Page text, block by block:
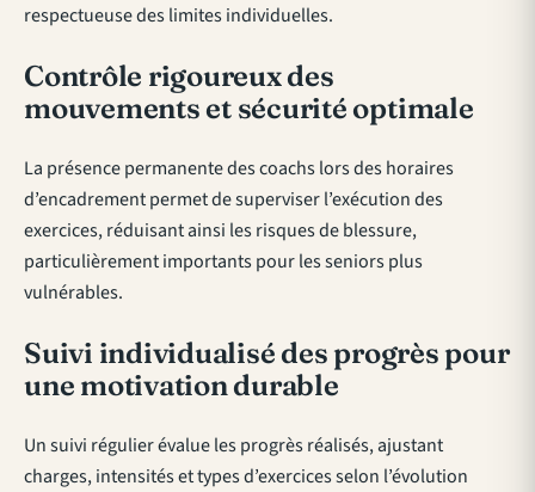
respectueuse des limites individuelles.
Contrôle rigoureux des
mouvements et sécurité optimale
La présence permanente des coachs lors des horaires
d’encadrement permet de superviser l’exécution des
exercices, réduisant ainsi les risques de blessure,
particulièrement importants pour les seniors plus
vulnérables.
Suivi individualisé des progrès pour
une motivation durable
Un suivi régulier évalue les progrès réalisés, ajustant
charges, intensités et types d’exercices selon l’évolution